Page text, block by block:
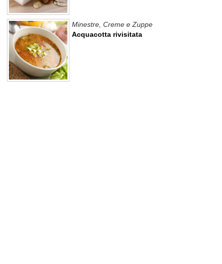
Acquacotta rivisitata
Minestre, Creme e Zuppe